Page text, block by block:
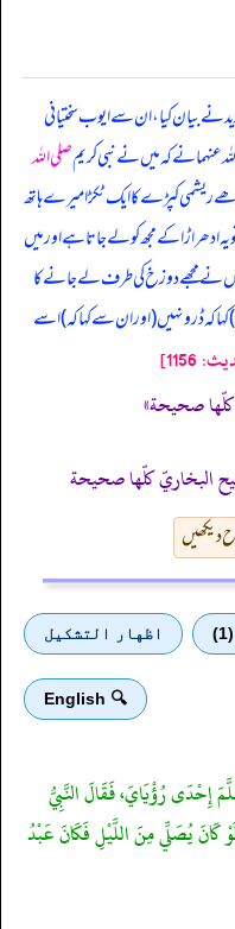
نے بیان کیا، ان سے ایوب سختیانی
عنہما نے کہمیں نے نبی کریمصلی اللہ
ریشمی کپڑے کا ایک ٹکڑا میرے ہاتھ
ادھر اڑا کے مجھ کو لے جاتا ہے اور میں
نے مجھے دوزخ کی طرف لے جانے کا
کہا کہ ڈرو نہیں (اور ان سے کہا کہ) اسے
صحيحة»
البخاريّ كلّها صحيحة
دیکھیں
اظهار التشكيل
🔍 English
إِحْدَى رُؤْيَايَ، فَقَالَ النَّبِيُّ
كَانَ يُصَلِّي مِنَ اللَّيْلِ فَكَانَ عَبْدُ